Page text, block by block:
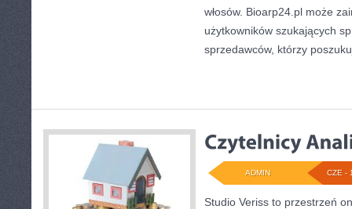
włosów. Bioarp24.pl może
użytkowników szukających
sprzedawców, którzy
CZE -
ADMIN
Studio Veriss to przestrzeń